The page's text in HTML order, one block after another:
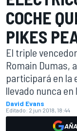
COCHE
PIKES
El triple
Romain Dumas,
participará en la
llevado nunca en
David Evans
Editado: 2 jun 2018, 18:44